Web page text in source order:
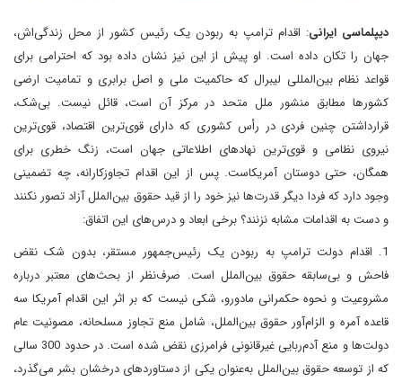
دیپلماسی ایرانی: اقدام ترامپ به ربودن یک رئیس کشور از محل زندگی‌اش،
جهان را تکان داده‌ است. او پیش از این نیز نشان داده‌ بود که احترامی برای
قواعد نظام بین‌المللی لیبرال که حاکمیت ملی و اصل برابری و تمامیت ارضی
کشورها مطابق منشور ملل متحد در مرکز آن است، قائل نیست. بی‌شک،
قرار‌داشتن چنین فردی در رأس کشوری که دارای قوی‌ترین اقتصاد، قوی‌ترین
نیروی نظامی و قوی‌ترین نهادهای اطلاعاتی جهان است، زنگ خطری برای
همگان، حتی دوستان آمریکاست. پس از این اقدام تجاوزکارانه، چه تضمینی
وجود دارد که فردا دیگر قدرت‌ها نیز خود را از قید حقوق بین‌الملل آزاد تصور نکنند
و دست به اقدامات مشابه نزنند؟ برخی ابعاد و درس‌های این اتفاق:
1. اقدام دولت ترامپ به ربودن یک رئیس‌جمهور مستقر، بدون شک نقض
فاحش و بی‌سابقه حقوق بین‌الملل است. صرف‌نظر از بحث‌های معتبر درباره
مشروعیت و نحوه حکمرانی مادورو، شکی نیست که بر اثر این اقدام آمریکا سه
قاعده آمره و الزام‌آور حقوق بین‌الملل، شامل منع تجاوز مسلحانه، مصونیت عام
دولت‌ها و منع آدم‌ربایی غیرقانونی فرامرزی‌ نقض شده‌ است. در حدود 300 سالی
که از توسعه حقوق بین‌الملل به‌عنوان یکی از دستاوردهای درخشان بشر می‌گذرد،